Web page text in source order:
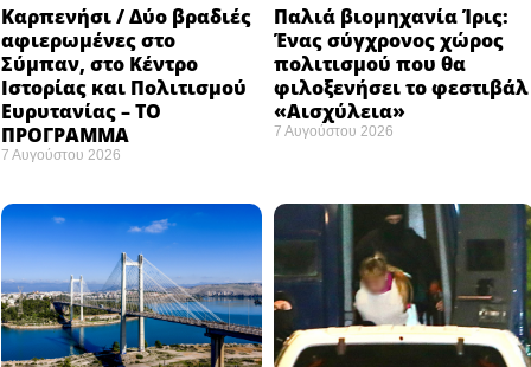
Καρπενήσι / Δύο βραδιές
αφιερωμένες στο
Σύμπαν, στο Κέντρο
Ιστορίας και Πολιτισμού
Ευρυτανίας – ΤΟ
ΠΡΟΓΡΑΜΜΑ
7 Αυγούστου 2026
Παλιά βιομηχανία Ίρις:
Ένας σύγχρονος χώρος
πολιτισμού που θα
φιλοξενήσει το φεστιβάλ
«Αισχύλεια» ​
7 Αυγούστου 2026